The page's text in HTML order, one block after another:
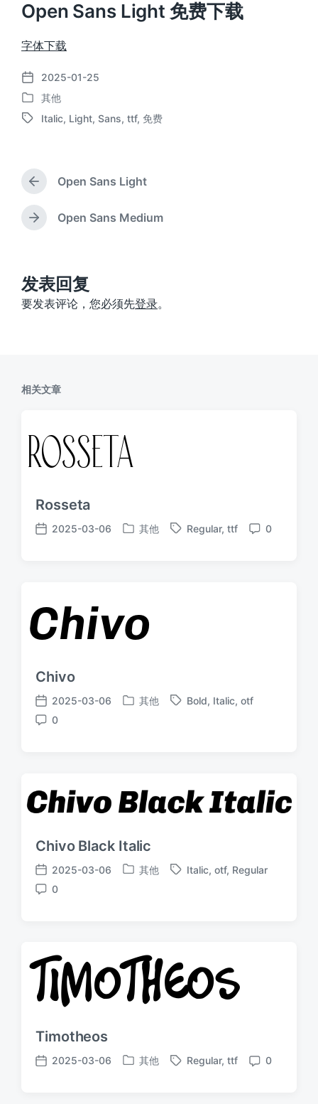
Open Sans Light 免费下载
字体下载
发
布
日
2025-01-25
发
布
其他
标
Italic, Light, Sans, ttf, 免费
上
篇
文
章
Open Sans Light
下
：
Open Sans Medium
发表回复
要发表评论，您必须先登录。
相关文章
Rosseta
发
2025-03-06
发
其他
标
Regular, ttf
评
0
Chivo
发
布
2025-03-06
发
其他
标
Bold, Italic, otf
评
0
Chivo Black Italic
发
布
2025-03-06
发
其他
标
Italic, otf, Regular
评
0
Timotheos
发
2025-03-06
发
其他
标
Regular, ttf
评
0